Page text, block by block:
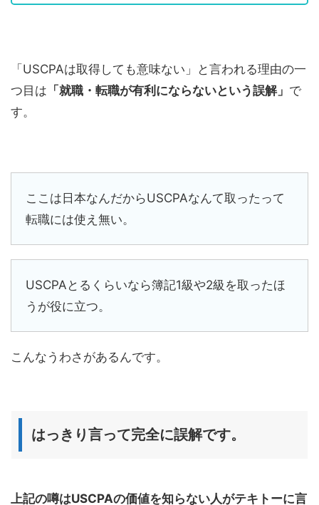
「USCPAは取得しても意味ない」と言われる理由の一
つ目は 「就職・転職が有利にならないという誤解」 で
す。
ここは日本なんだからUSCPAなんて取ったって
転職には使え無い。
USCPAとるくらいなら簿記1級や2級を取ったほ
うが役に立つ。
こんなうわさがあるんです。
はっきり言って完全に誤解です。
上記の噂はUSCPAの価値を知らない人がテキトーに言